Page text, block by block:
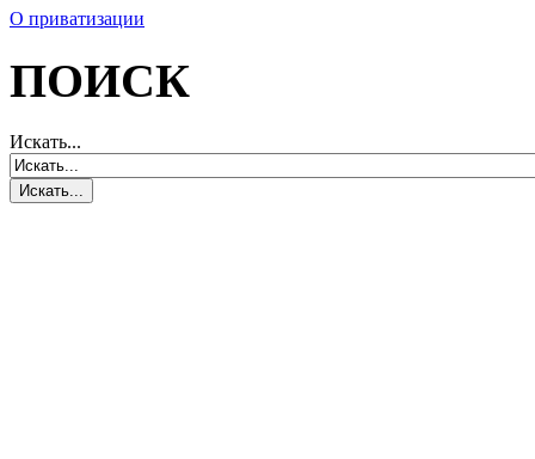
О приватизации
ПОИСК
Искать...